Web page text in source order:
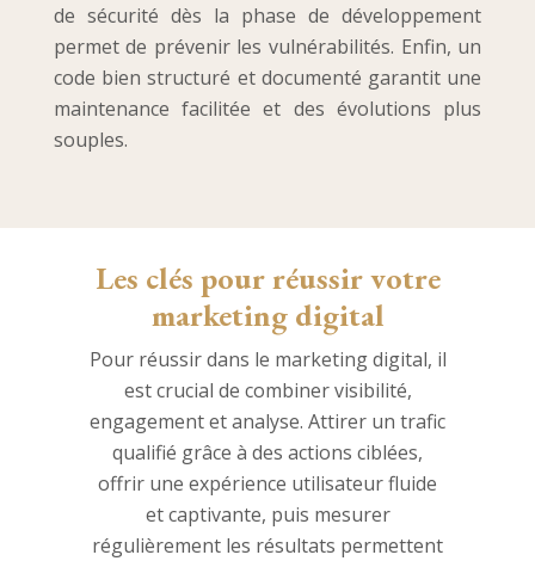
de sécurité dès la phase de développement
permet de prévenir les vulnérabilités. Enfin, un
code bien structuré et documenté garantit une
maintenance facilitée et des évolutions plus
souples.
Les clés pour réussir votre
marketing digital
Pour réussir dans le marketing digital, il
est crucial de combiner visibilité,
engagement et analyse. Attirer un trafic
qualifié grâce à des actions ciblées,
offrir une expérience utilisateur fluide
et captivante, puis mesurer
régulièrement les résultats permettent